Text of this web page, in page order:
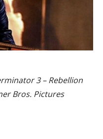
3 – Rebellion
Bros. Pictures